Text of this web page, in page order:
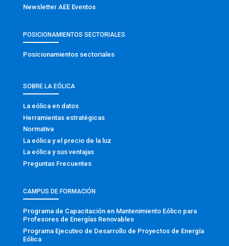
Newsletter AEE Eventos
POSICIONAMIENTOS SECTORIALES
Posicionamientos sectoriales
SOBRE LA EÓLICA
La eólica en datos
Herramientas estratégicas
Normativa
La eólica y el precio de la luz
La eólica y sus ventajas
Preguntas Frecuentes
CAMPUS DE FORMACIÓN
Programa de Capacitación en Mantenimiento Eólico para
Profesores de Energías Renovables
Programa Ejecutivo de Desarrollo de Proyectos de Energía
Eólica